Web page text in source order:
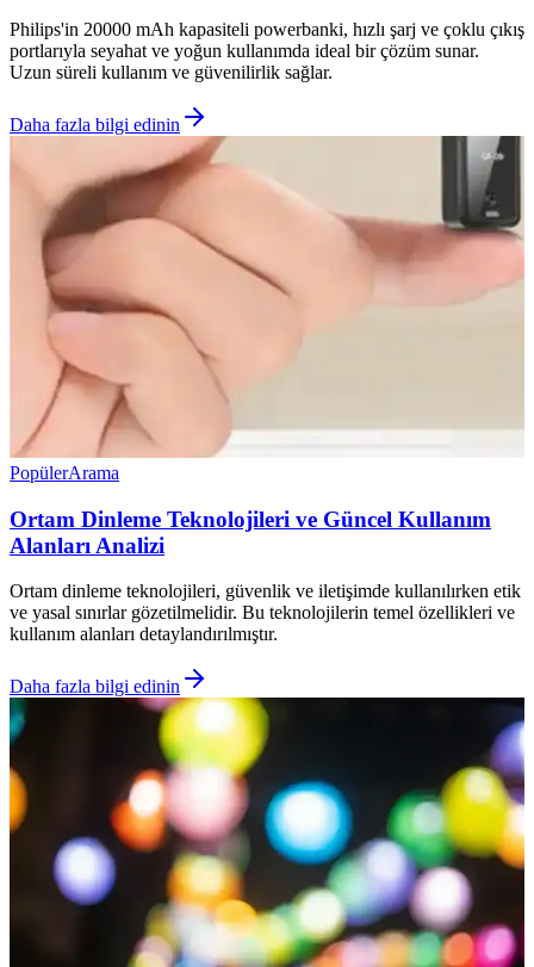
Philips'in 20000 mAh kapasiteli powerbanki, hızlı şarj ve çoklu çıkış
portlarıyla seyahat ve yoğun kullanımda ideal bir çözüm sunar.
Uzun süreli kullanım ve güvenilirlik sağlar.
Daha fazla bilgi edinin
PopülerArama
Ortam Dinleme Teknolojileri ve Güncel Kullanım
Alanları Analizi
Ortam dinleme teknolojileri, güvenlik ve iletişimde kullanılırken etik
ve yasal sınırlar gözetilmelidir. Bu teknolojilerin temel özellikleri ve
kullanım alanları detaylandırılmıştır.
Daha fazla bilgi edinin